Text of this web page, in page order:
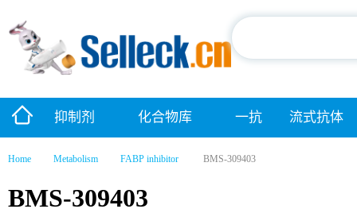
抑制剂 化合物库 一抗 流式抗体
Home Metabolism FABP inhibitor BMS-309403
BMS-309403